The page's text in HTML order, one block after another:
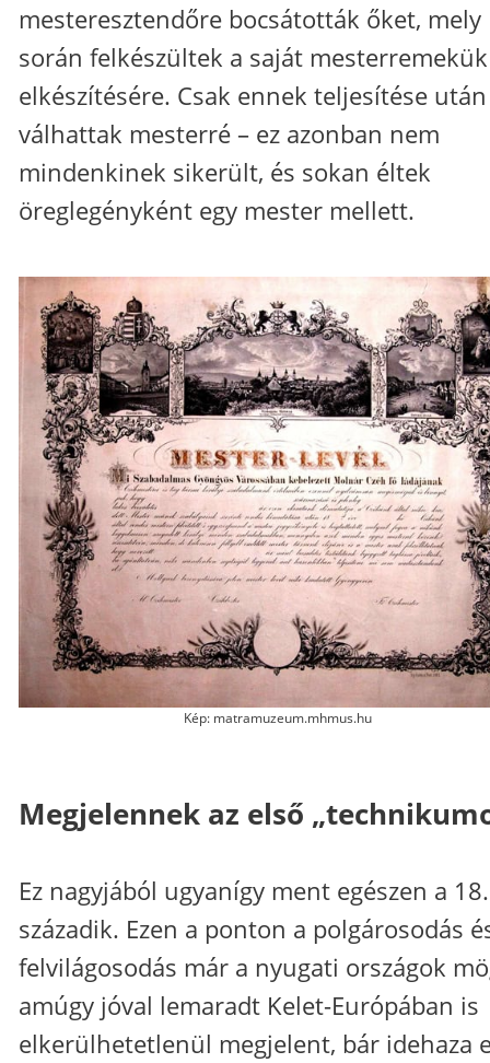
mesteresztendőre bocsátották őket, mely
során felkészültek a saját mesterremekük
elkészítésére. Csak ennek teljesítése után
válhattak mesterré – ez azonban nem
mindenkinek sikerült, és sokan éltek
öreglegényként egy mester mellett.
Kép: matramuzeum.mhmus.hu
Megjelennek az első
Ez nagyjából ugyanígy ment egészen a 18.
századik. Ezen a ponton a polgárosodás
felvilágosodás már a nyugati országok
amúgy jóval lemaradt Kelet-Európában is
elkerülhetetlenül megjelent, bár idehaza